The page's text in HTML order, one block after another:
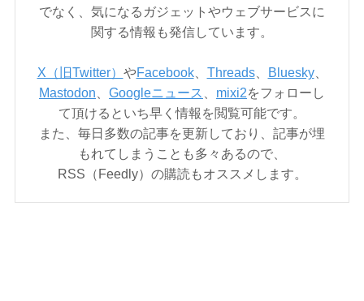
でなく、気になるガジェットやウェブサービスに
関する情報も発信しています。
X（旧Twitter） やFacebook、 Threads、 Bluesky、
Mastodon
Googleニュース mixi2をフォローし
て頂けるといち早く情報を閲覧可能です。
また、毎日多数の記事を更新しており、記事が埋
もれてしまうことも多々あるので、
RSS（Feedly）の購読もオススメします。